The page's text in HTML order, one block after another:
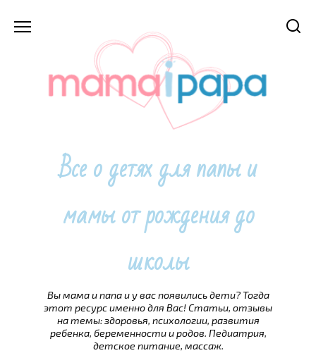
Все о детях для папы и
мамы от рождения до
школы
Вы мама и папа и у вас появились дети? Тогда
этот ресурс именно для Вас! Статьи, отзывы
на темы: здоровья, психологии, развития
ребенка, беременности и родов. Педиатрия,
детское питание, массаж.